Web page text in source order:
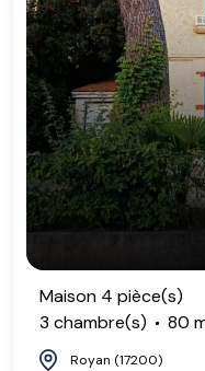
Maison 4 pièce(s)
3 chambre(s)
80
Royan (17200)